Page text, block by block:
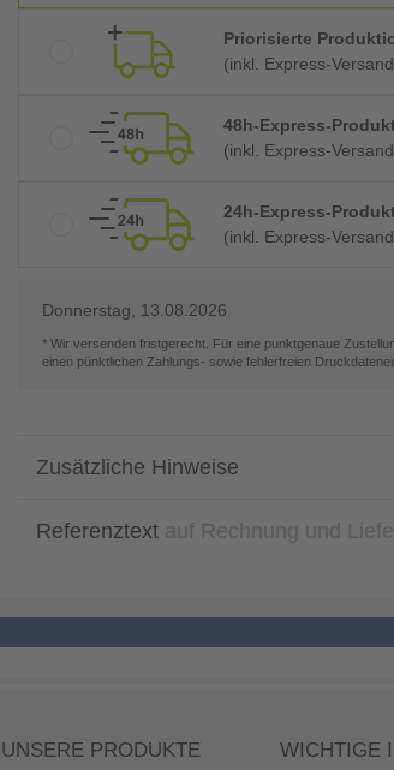
Priorisierte
(inkl. Express-
48h-Express-
(inkl. Express-
24h-Express-
(inkl. Express-
Donnerstag, 13.08.2026
* Wir versenden fristgerecht. Für eine punktgenaue
einen pünktlichen Zahlungs- sowie fehlerfreien
Zusätzliche Hinweise
Referenztext
UNSERE PRODUKTE WICHTIGE